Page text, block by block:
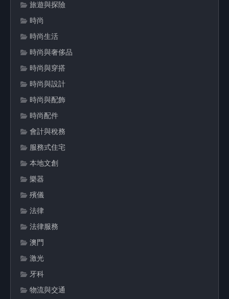
旅遊與探險
時尚
時尚生活
時尚與奢侈品
時尚與穿搭
時尚與設計
時尚與配飾
時尚配件
會計與稅務
服務式住宅
本地文創
樂器
殯儀
法律
法律服務
澳門
激光
牙科
物流與交通